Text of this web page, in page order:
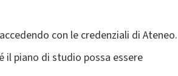
con le credenziali di Ateneo.
il piano di studio possa essere